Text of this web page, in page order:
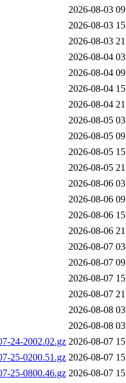
2026-08-03
2026-08-03
2026-08-03
2026-08-04
2026-08-04
2026-08-04
2026-08-04
2026-08-05
2026-08-05
2026-08-05
2026-08-05
2026-08-06
2026-08-06
2026-08-06
2026-08-06
2026-08-07
2026-08-07
2026-08-07
2026-08-07
2026-08-08
2026-08-08
24-2002.02.gz 2026-08-07
25-0200.51.gz 2026-08-07
25-0800.46.gz 2026-08-07